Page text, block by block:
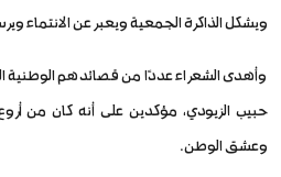
ويشكل الذاكرة الجمعية ويعبر عن الانتماء
وأهدى الشعراء عددًا من قصائدهم الوطنية
حبيب الزيودي، مؤكدين على أنه كان من
وعشق الوطن.